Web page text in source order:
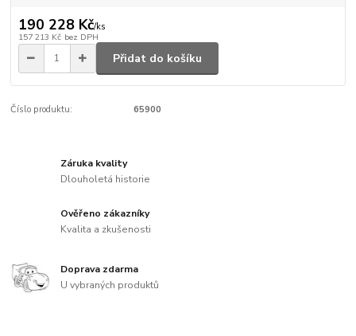
190 228 Kč/ks
157 213 Kč bez DPH
Přidat do košíku
Číslo produktu: 65900
Záruka kvality
Dlouholetá historie
Ověřeno zákazníky
Kvalita a zkušenosti
Doprava zdarma
U vybraných produktů